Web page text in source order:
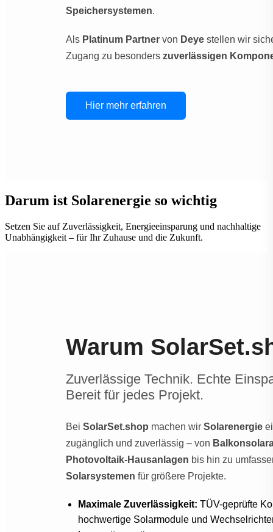
Speichersystemen.
Als Platinum Partner von Deye stellen wir
Zugang zu besonders zuverlässigen
Hier mehr erfahren
Darum ist Solarenergie so wichtig
Setzen Sie auf Zuverlässigkeit, Energieeinsparung und nachhaltige
Unabhängigkeit – für Ihr Zuhause und die Zukunft.
Warum
Zuverlässige Technik. Echte
Bereit für jedes Projekt.
Bei SolarSet.shop machen wir Solarenergie
zugänglich und zuverlässig – von
Photovoltaik-Hausanlagen bis hin zu
Solarsystemen für größere Projekte.
Maximale Zuverlässigkeit: TÜV-geprüfte
hochwertige Solarmodule und